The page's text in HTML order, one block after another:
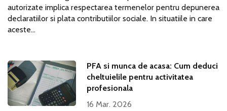
autorizate implica respectarea termenelor pentru depunerea
declaratiilor si plata contributiilor sociale. In situatiile in care
aceste...
PFA si munca de acasa: Cum deduci
cheltuielile pentru activitatea
profesionala
16 Mar. 2026